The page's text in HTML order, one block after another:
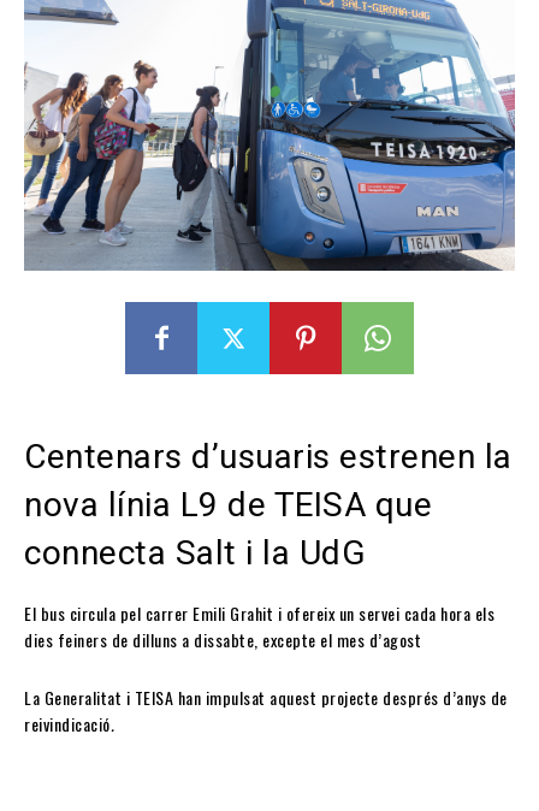
Centenars d’usuaris estrenen la
nova línia L9 de TEISA que
connecta Salt i la UdG
El bus circula pel carrer Emili Grahit i ofereix un servei cada hora els
dies feiners de dilluns a dissabte, excepte el mes d’agost
La Generalitat i TEISA han impulsat aquest projecte després d’anys de
reivindicació.